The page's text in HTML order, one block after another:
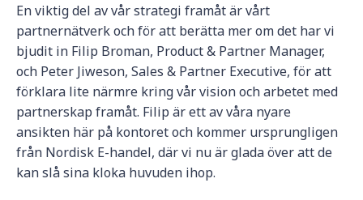
En viktig del av vår strategi framåt är vårt
partnernätverk och för att berätta mer om det har vi
bjudit in Filip Broman, Product & Partner Manager,
och Peter Jiweson, Sales & Partner Executive, för att
förklara lite närmre kring vår vision och arbetet med
partnerskap framåt. Filip är ett av våra nyare
ansikten här på kontoret och kommer ursprungligen
från Nordisk E-handel, där vi nu är glada över att de
kan slå sina kloka huvuden ihop.